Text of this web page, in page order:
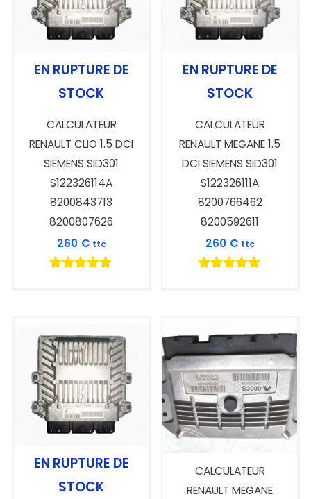
EN RUPTURE DE
STOCK
CALCULATEUR
RENAULT CLIO 1.5 DCI
SIEMENS SID301
S122326114A
8200843713
8200807626
260 € ttc
EN RUPTURE DE
STOCK
CALCULATEUR
RENAULT MEGANE 1.5
DCI SIEMENS SID301
S122326111A
8200766462
8200592611
260 € ttc
EN RUPTURE DE
STOCK
CALCULATEUR
RENAULT MEGANE